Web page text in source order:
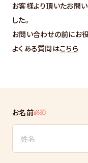
お客様より頂いたお問
した。
お問い合わせの前にお役
よくある質問はこちら
お名前必須